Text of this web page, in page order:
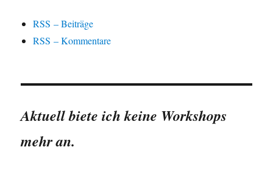
RSS – Beiträge
RSS – Kommentare
Aktuell biete ich keine Workshops
mehr an.